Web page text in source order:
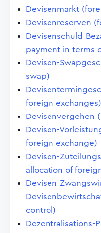
Devisenmarkt
Devisenreserven
Devisenschuld-
payment in terms
Devisen-
swap)
foreign exchanges)
Devisenvergehen
Devisen-
foreign exchange)
Devisen-
allocation of
Devisen-
control)
Dezentralisations-